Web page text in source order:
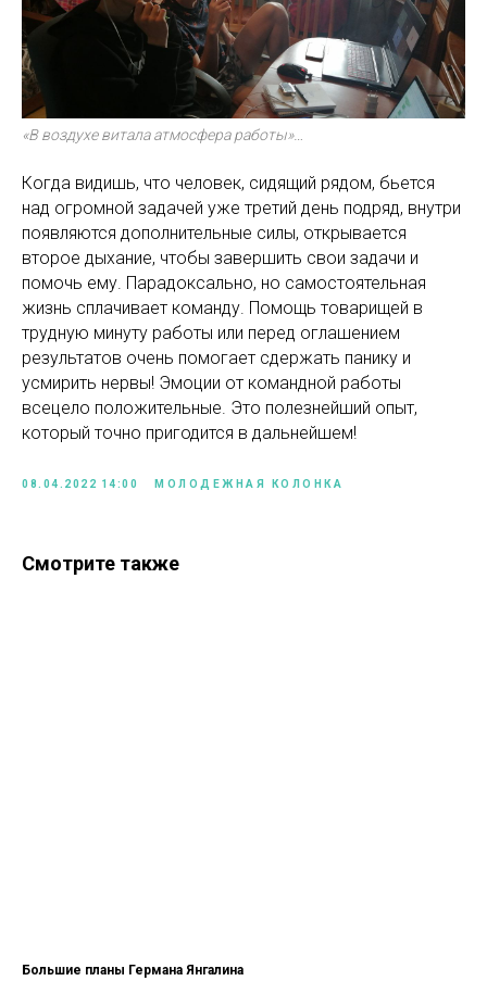
«В воздухе витала атмосфера работы»…
Когда видишь, что человек, сидящий рядом, бьется
над огромной задачей уже третий день подряд, внутри
появляются дополнительные силы, открывается
второе дыхание, чтобы завершить свои задачи и
помочь ему. Парадоксально, но самостоятельная
жизнь сплачивает команду. Помощь товарищей в
трудную минуту работы или перед оглашением
результатов очень помогает сдержать панику и
усмирить нервы! Эмоции от командной работы
всецело положительные. Это полезнейший опыт,
который точно пригодится в дальнейшем!
08.04.2022 14:00 МОЛОДЕЖНАЯ КОЛОНКА
Смотрите также
Большие планы Германа Янгалина